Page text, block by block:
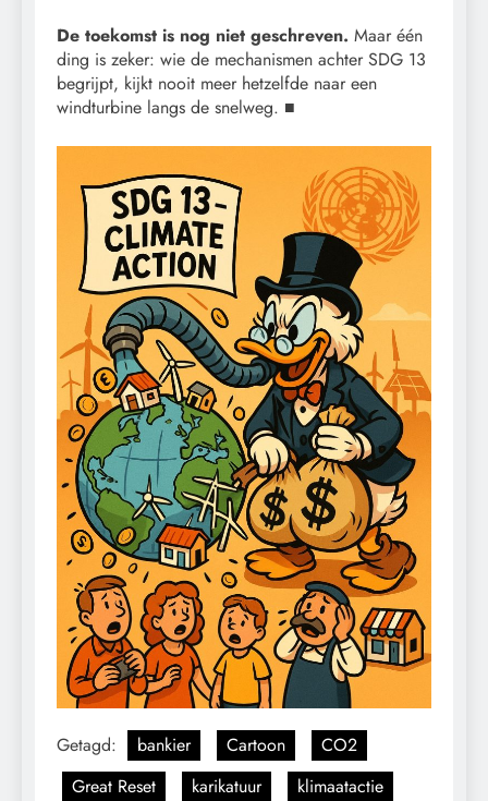
De toekomst is nog niet geschreven. Maar één
ding is zeker: wie de mechanismen achter SDG 13
begrijpt, kijkt nooit meer hetzelfde naar een
windturbine langs de snelweg. ■
Getagd: bankier Cartoon
CO2
Great Reset
karikatuur
klimaatactie